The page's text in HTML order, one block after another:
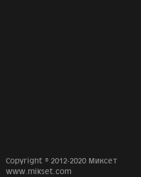
Copyright © 2012-2020 Миксет
www.mikset.com